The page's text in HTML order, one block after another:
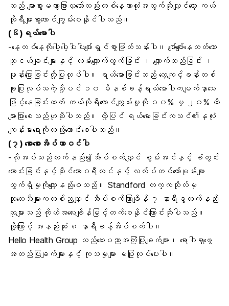
သည် များစွာမကွာခြားလှသော်လည်းတစ်နေ့တာလုံးအတွက်ဆိုလျှင်တော့ ကယ်
လိုရီများစွာလောင်ကျွမ်းစေနိုင်ပါသည်။
(၆)ရယ်မောပါ
-နေ့တစ်နေ့ကိုပေါ့ပေါ့ပါးပါးပျော်ရွှင်စွာဖြတ်သန်းပါ။ ပျော်ပျော်နေတတ်သော
သူငယ်ချင်းများနှင့် လမ်းလျှောက်ထွက်ခြင်း ၊ လျှောက်လည်ခြင်း ၊
ဖုန်းပြောခြင်းတို့ပြုလုပ်ပါ။ ရယ်မောခြင်းသည် လေ့ကျင့်ခန်းတစ်
ခုပြုလုပ်သကဲ့သို့ပင် ၁၀ မိနစ်ခန့်ရယ်မောပါကမျက်နှာသေ
ဖြင့်နေခြင်းထက် ကယ်လိုရီလောင်ကျွမ်းမှုကို ၁၀% မှ ၂၀% ထိ
များပြားစေသည်ဟုဆိုပါသည်။ ထို့ပြင် ရယ်မောခြင်းကသင်၏နှလုံး
ကျန်းမာရေးကိုလည်းကောင်းစေပါသည်။
(၇) စောစောအိပ်ယာဝင်ပါ
-လိုအပ်သည်ထက်နည်း၍အိပ်စက်လျှင် စွမ်းအင်နှင့် ခံတွင်း
ကောင်းခြင်းနှင့်ဆိုင်သောဂရီလင်နှင့် လက်ပ်တင်ဟော်မုန်းများ
ထွက်ရှိမှုကိုလျော့နည်းစေသည်။ Standford တက္ကသိုလ်မှ
သုတေသီများကတစ်ညလျှင် အိပ်စက်ကြာချိန် ၇ နာရီခွထက်နည်း
သူများသည် ကိုယ်အလေးချိန်မြင့်တက်စေနိုင်ကြောင်းဆိုပါသည်။
ထို့ကြောင့် အနည်းဆုံး ၈ နာရီခန့်အိပ်စက်ပါ။
Hello Health Group သည်ဆေးပညာအကြံပြုချက်များ၊ ရောဂါရှာဖွေ
အတည်ပြုချက်များနှင့် ကုသမှုများ မပြုလုပ်ပေးပါ။